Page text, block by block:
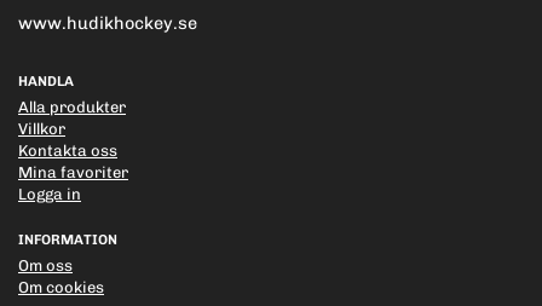
www.hudikhockey.se
HANDLA
Alla produkter
Villkor
Kontakta oss
Mina favoriter
Logga in
INFORMATION
Om oss
Om cookies